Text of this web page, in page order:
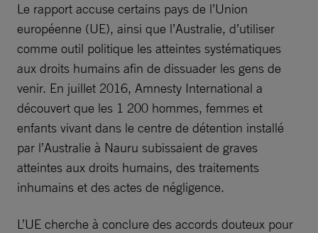
Le rapport accuse certains pays de l’Union
européenne (UE), ainsi que l’Australie, d’utiliser
comme outil politique les atteintes systématiques
aux droits humains afin de dissuader les gens de
venir. En juillet 2016, Amnesty International a
découvert que les 1 200 hommes, femmes et
enfants vivant dans le centre de détention installé
par l’Australie à Nauru subissaient de graves
atteintes aux droits humains, des traitements
inhumains et des actes de négligence.
L’UE cherche à conclure des accords douteux pour